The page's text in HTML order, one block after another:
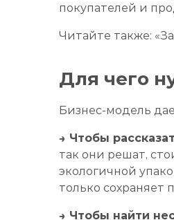
покупателей и
Читайте также:
Для чего
Бизнес-модель
→ Чтобы
так они решат,
экологичной
только сохраняет
→ Чтобы найти